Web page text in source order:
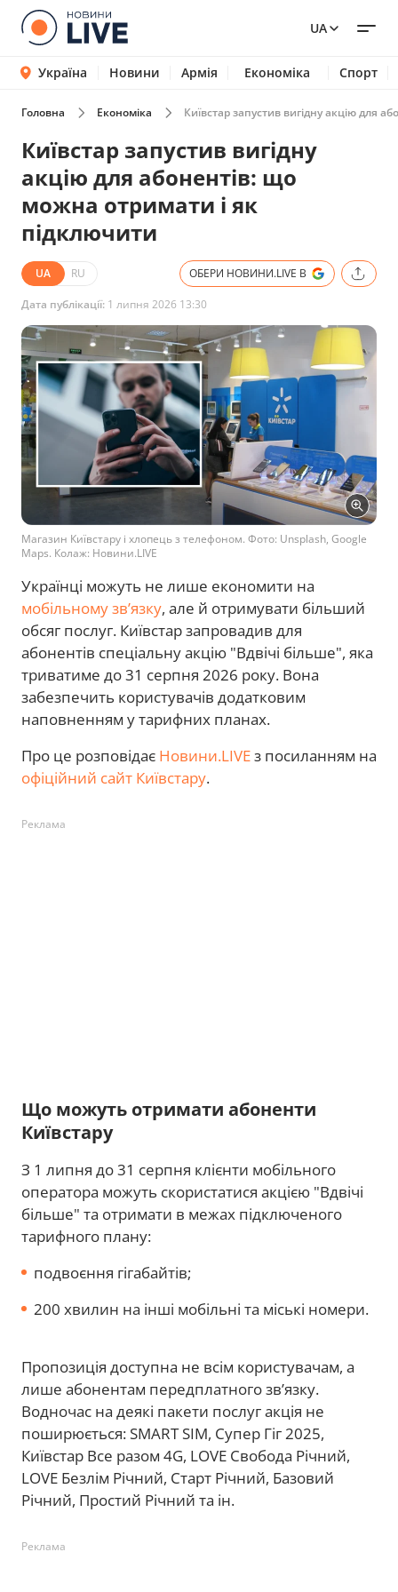
UA
Україна Новини Армія Економіка Спорт
Головна Економіка Київстар запустив вигідну акцію для
Київстар запустив вигідну
акцію для абонентів: що
можна отримати і як
підключити
UA RU ОБЕРИ НОВИНИ.LIVE В
Дата публікації: 1 липня 2026 13:30
Магазин Київстару і хлопець з телефоном. Фото: Unsplash, Google
Maps. Колаж: Новини.LIVE
Українці можуть не лише економити на
мобільному зв’язку, але й отримувати більший
обсяг послуг. Київстар запровадив для
абонентів спеціальну акцію "Вдвічі більше", яка
триватиме до 31 серпня 2026 року. Вона
забезпечить користувачів додатковим
наповненням у тарифних планах.
Про це розповідає Новини.LIVEз посиланням на
офіційний сайт Київстару.
Реклама
Що можуть отримати абоненти
Київстару
З 1 липня до 31 серпня клієнти мобільного
оператора можуть скористатися акцією "Вдвічі
більше" та отримати в межах підключеного
тарифного плану:
подвоєння гігабайтів;
200 хвилин на інші мобільні та міські номери.
Пропозиція доступна не всім користувачам, а
лише абонентам передплатного зв’язку.
Водночас на деякі пакети послуг акція не
поширюється: SMART SIM, Супер Гіг 2025,
Київстар Все разом 4G, LOVE Свобода Річний,
LOVE Безлім Річний, Старт Річний, Базовий
Річний, Простий Річний та ін.
Реклама